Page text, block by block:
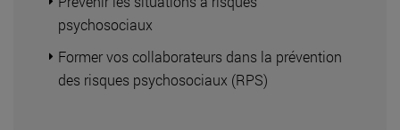
psychosociaux
Former vos collaborateurs dans la prévention
des risques psychosociaux (RPS)